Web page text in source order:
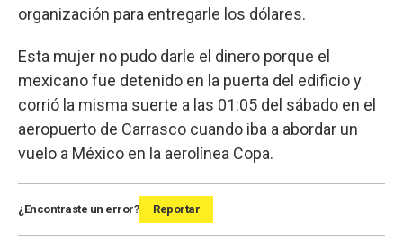
organización para entregarle los dólares.
Esta mujer no pudo darle el dinero porque el
mexicano fue detenido en la puerta del edificio y
corrió la misma suerte a las 01:05 del sábado en el
aeropuerto de Carrasco cuando iba a abordar un
vuelo a México en la aerolínea Copa.
¿Encontraste un error? Reportar